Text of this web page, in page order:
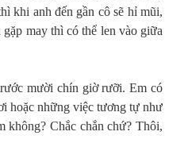
khi anh đến gần cô sẽ hỉ mũi,
may thì có thể len vào giữa
mười chín giờ rưỡi. Em có
hoặc những việc tương tự như
không? Chắc chắn chứ? Thôi,